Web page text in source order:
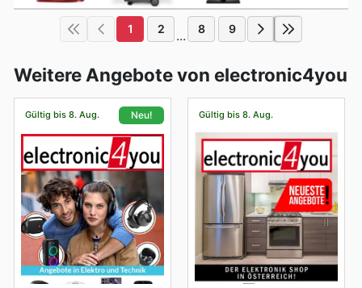
1 2 ... 8 9
Weitere Angebote von electronic4you
Gültig bis 8. Aug. Neu! Gültig bis 8. Aug.